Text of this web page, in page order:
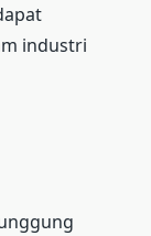
industri